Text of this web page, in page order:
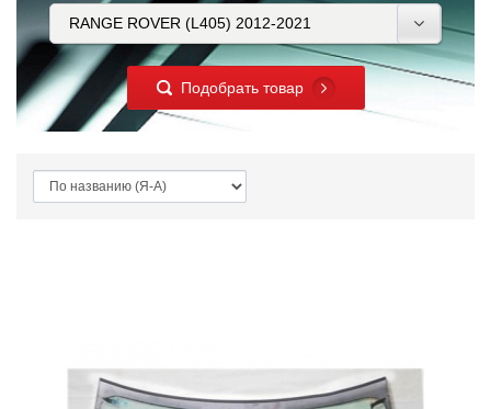
Подобрать товар